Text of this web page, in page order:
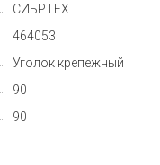
СИБРТЕХ
464053
Уголок крепежный
90
90